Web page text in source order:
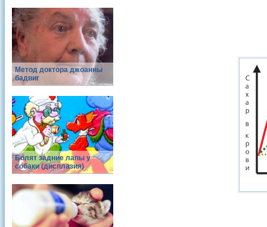
Метод доктора джоанны
бадвиг
Болят задние лапы у
собаки (дисплазия)